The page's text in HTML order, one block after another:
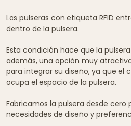
Las pulseras con etiqueta RFID
dentro de la pulsera.
Esta condición hace que la
además, una opción muy
para integrar su diseño, ya que el
ocupa el espacio de la pulsera.
Fabricamos la pulsera desde cero
necesidades de diseño y